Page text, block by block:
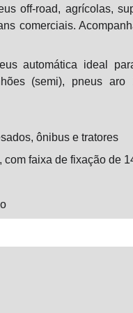
road, agrícolas,
comerciais.
automática ideal
(semi), pneus
ônibus e tratores
faixa de fixação de